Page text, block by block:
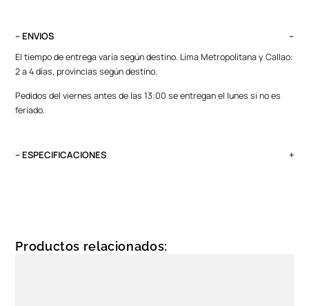
– ENVIOS
El tiempo de entrega varía según destino. Lima Metropolitana y Callao:
2 a 4 días, provincias según destino.
Pedidos del viernes antes de las 13:00 se entregan el lunes si no es
feriado.
– ESPECIFICACIONES
UV 400
Productos relacionados: